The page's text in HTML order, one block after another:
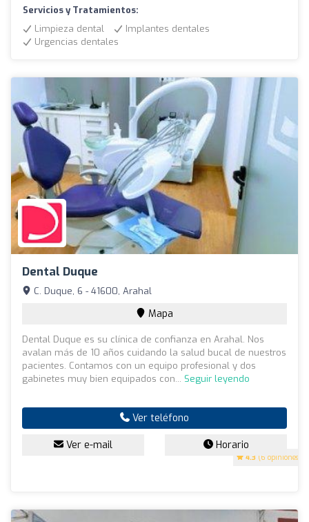
Servicios y Tratamientos:
Limpieza dental
Implantes dentales
Urgencias dentales
Dental Duque
4.3 (6 opiniones)
C. Duque, 6 - 41600, Arahal
Mapa
Dental Duque es su clínica de confianza en Arahal. Nos
avalan más de 10 años cuidando la salud bucal de nuestros
pacientes. Contamos con un equipo profesional y dos
gabinetes muy bien equipados con... Seguir leyendo
Ver teléfono
Ver e-mail Horario